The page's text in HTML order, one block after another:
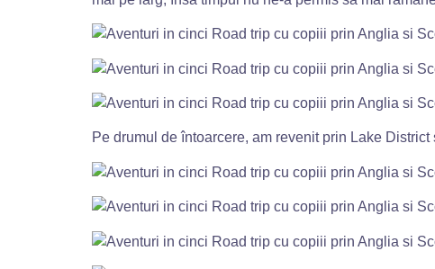
Pe drumul de întoarcere, am revenit prin Lake District